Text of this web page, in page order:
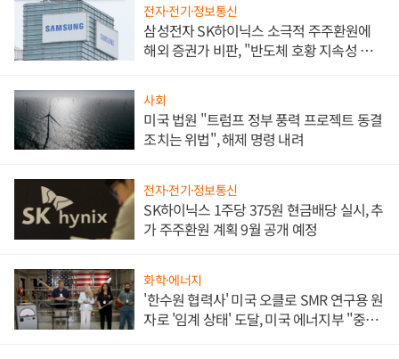
전자·전기·정보통신
삼성전자 SK하이닉스 소극적 주주환원에
해외 증권가 비판, "반도체 호황 지속성 의
사회
미국 법원 "트럼프 정부 풍력 프로젝트 동결
조치는 위법", 해제 명령 내려
전자·전기·정보통신
SK하이닉스 1주당 375원 현금배당 실시, 추
가 주주환원 계획 9월 공개 예정
화학·에너지
'한수원 협력사' 미국 오클로 SMR 연구용 원
자로 '임계 상태' 도달, 미국 에너지부 "중요